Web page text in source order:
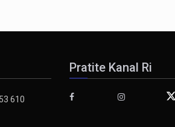
610
Pratite Kanal Ri